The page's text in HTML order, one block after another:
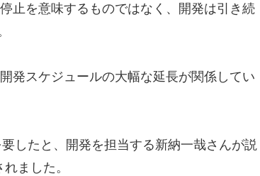
止を意味するものではなく、開発は引き続
発スケジュールの大幅な延長が関係してい
したと、開発を担当する新納一哉さんが説
ました。